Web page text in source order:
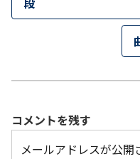
コメントを残す
メールアドレスが公開